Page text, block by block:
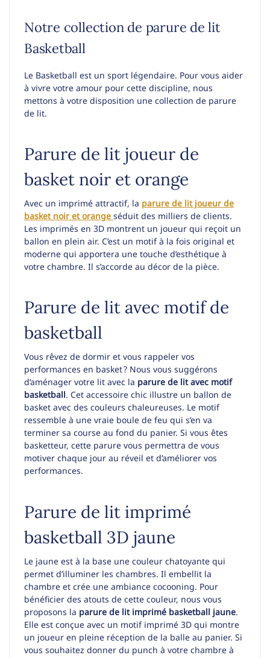
Notre collection de parure de lit
Basketball
Le Basketball est un sport légendaire. Pour vous aider
à vivre votre amour pour cette discipline, nous
mettons à votre disposition une collection de parure
de lit.
Parure de lit joueur de
basket noir et orange
Avec un imprimé attractif, la parure de lit joueur de
basket noir et orange séduit des milliers de clients.
Les imprimés en 3D montrent un joueur qui reçoit un
ballon en plein air. C’est un motif à la fois original et
moderne qui apportera une touche d’esthétique à
votre chambre. Il s’accorde au décor de la pièce.
Parure de lit avec motif de
basketball
Vous rêvez de dormir et vous rappeler vos
performances en basket ? Nous vous suggérons
d’aménager votre lit avec la parure de lit avec motif
basketball. Cet accessoire chic illustre un ballon de
basket avec des couleurs chaleureuses. Le motif
ressemble à une vraie boule de feu qui s’en va
terminer sa course au fond du panier. Si vous êtes
basketteur, cette parure vous permettra de vous
motiver chaque jour au réveil et d’améliorer vos
performances.
Parure de lit imprimé
basketball 3D jaune
Le jaune est à la base une couleur chatoyante qui
permet d’illuminer les chambres. Il embellit la
chambre et crée une ambiance cocooning. Pour
bénéficier des atouts de cette couleur, nous vous
proposons la parure de lit imprimé basketball jaune.
Elle est conçue avec un motif imprimé 3D qui montre
un joueur en pleine réception de la balle au panier. Si
vous souhaitez donner du punch à votre chambre à